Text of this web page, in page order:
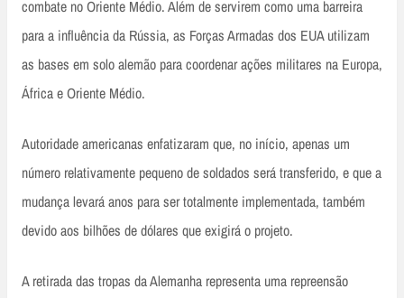
combate no Oriente Médio. Além de servirem como uma barreira
para a influência da Rússia, as Forças Armadas dos EUA utilizam
as bases em solo alemão para coordenar ações militares na Europa,
África e Oriente Médio.
Autoridade americanas enfatizaram que, no início, apenas um
número relativamente pequeno de soldados será transferido, e que a
mudança levará anos para ser totalmente implementada, também
devido aos bilhões de dólares que exigirá o projeto.
A retirada das tropas da Alemanha representa uma repreensão